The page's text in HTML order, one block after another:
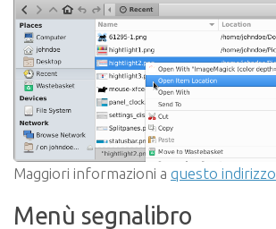
Maggiori informazioni a questo indirizzo
Menù segnalibro